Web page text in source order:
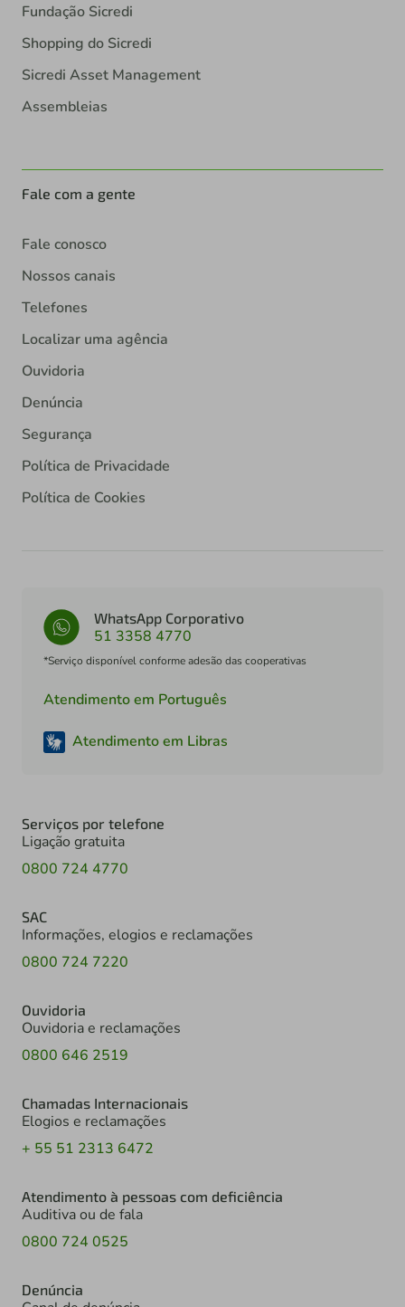
Fundação Sicredi
Shopping do Sicredi
Sicredi Asset Management
Assembleias
Fale com a gente
Fale conosco
Nossos canais
Telefones
Localizar uma agência
Ouvidoria
Denúncia
Segurança
Política de Privacidade
Política de Cookies
WhatsApp Corporativo
51 3358 4770
*Serviço disponível conforme adesão das cooperativas
Atendimento em Português
Atendimento em Libras
Serviços por telefone
Ligação gratuita
0800 724 4770
SAC
Informações, elogios e reclamações
0800 724 7220
Ouvidoria
Ouvidoria e reclamações
0800 646 2519
Chamadas Internacionais
Elogios e reclamações
+ 55 51 2313 6472
Atendimento à pessoas com deficiência
Auditiva ou de fala
0800 724 0525
Denúncia